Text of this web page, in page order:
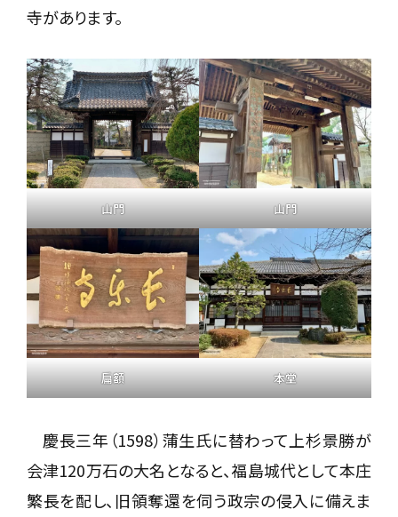
寺があります。
山門 山門
扁額 本堂
慶長三年（1598）蒲生氏に替わって上杉景勝が
会津120万石の大名となると、福島城代として本庄
繁長を配し、旧領奪還を伺う政宗の侵入に備えま